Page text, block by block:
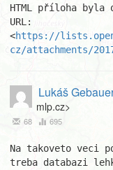
HTML příloha byla
URL:
<https://
cz/attachments/
Lukáš
mlp.cz>
68 695
Na takoveto veci
treba databazi